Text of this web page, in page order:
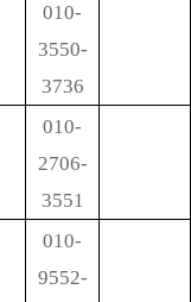
010-
3550-
3736
010-
2706-
3551
010-
9552-